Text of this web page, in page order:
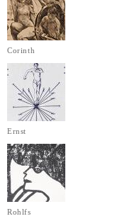
Corinth
Ernst
Rohlfs